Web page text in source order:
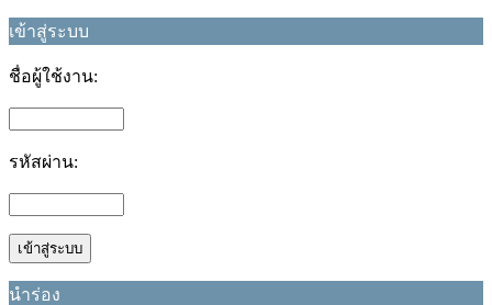
เข้าสู่ระบบ
ชื่อผู้ใช้งาน:
รหัสผ่าน:
นำร่อง